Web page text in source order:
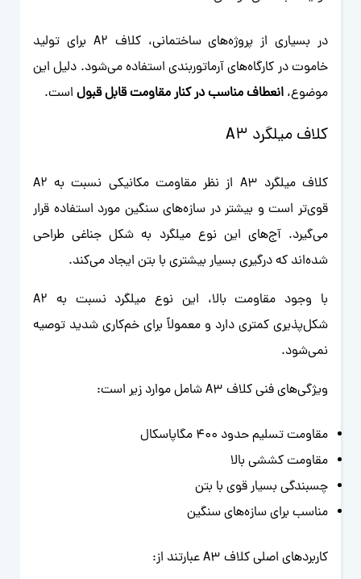
در بسیاری از پروژه‌های ساختمانی، کلاف A2 برای تولید
خاموت در کارگاه‌های آرماتوربندی استفاده می‌شود. دلیل این
موضوع، انعطاف مناسب در کنار مقاومت قابل قبول است.
کلاف میلگرد A3
کلاف میلگرد A3 از نظر مقاومت مکانیکی نسبت به A2
قوی‌تر است و بیشتر در سازه‌های سنگین مورد استفاده قرار
می‌گیرد. آج‌های این نوع میلگرد به شکل جناغی طراحی
شده‌اند که درگیری بسیار بیشتری با بتن ایجاد می‌کند.
با وجود مقاومت بالا، این نوع میلگرد نسبت به A2
شکل‌پذیری کمتری دارد و معمولاً برای خم‌کاری شدید توصیه
نمی‌شود.
ویژگی‌های فنی کلاف A3 شامل موارد زیر است:
مقاومت تسلیم حدود 400 مگاپاسکال
مقاومت کششی بالا
چسبندگی بسیار قوی با بتن
مناسب برای سازه‌های سنگین
کاربردهای اصلی کلاف A3 عبارتند از: